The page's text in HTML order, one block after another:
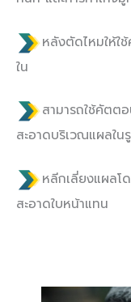
หลังตัดไหมให้ใ
ใน
สามารถใช้คัตต
สะอาดบริเวณแผลใน
หลีกเลี่ยงแผลโ
สะอาดใบหน้าแทน